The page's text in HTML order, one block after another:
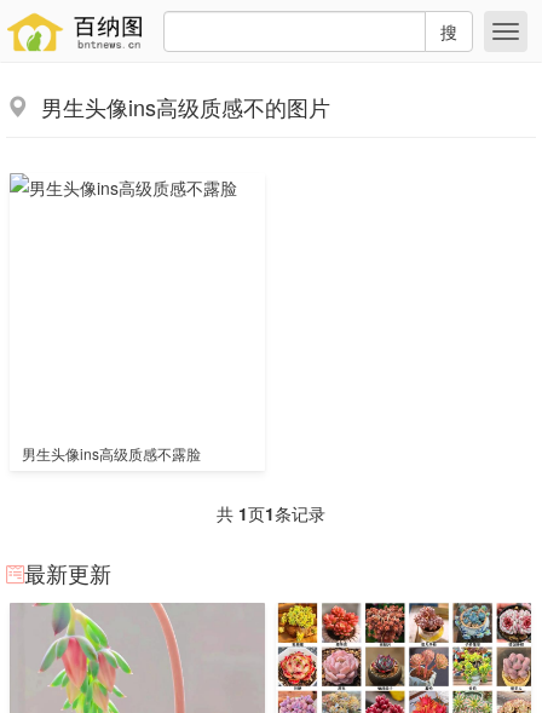
搜
男生头像ins高级质感不的图片
男生头像ins高级质感不露脸
共 1页1条记录
最新更新